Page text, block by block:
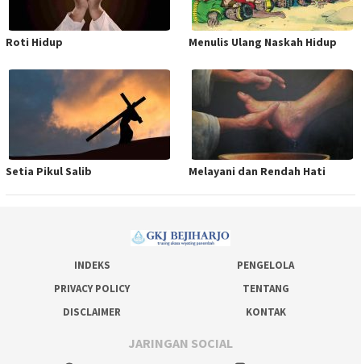
Roti Hidup Menulis Ulang Naskah Hidup
Setia Pikul Salib Melayani dan Rendah Hati
INDEKS
PENGELOLA
PRIVACY POLICY
TENTANG
DISCLAIMER
KONTAK
JARINGAN SOCIAL